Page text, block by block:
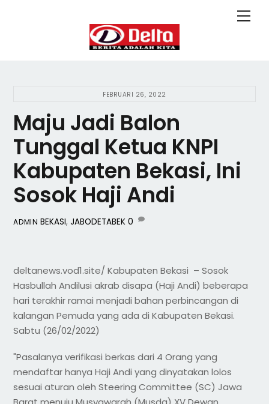
FEBRUARI 26, 2022
Maju Jadi Balon
Tunggal Ketua KNPI
Kabupaten Bekasi, Ini
Sosok Haji Andi
ADMIN BEKASI,JABODETABEK 0
deltanews.vod1.site/ Kabupaten Bekasi – Sosok
Hasbullah Andilusi akrab disapa (Haji Andi) beberapa
hari terakhir ramai menjadi bahan perbincangan di
kalangan Pemuda yang ada di Kabupaten Bekasi.
Sabtu (26/02/2022)
"Pasalanya verifikasi berkas dari 4 Orang yang
mendaftar hanya Haji Andi yang dinyatakan lolos
sesuai aturan oleh Steering Committee (SC) Jawa
To
Top